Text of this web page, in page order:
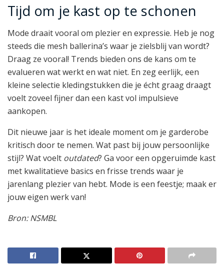
Tijd om je kast op te schonen
Mode draait vooral om plezier en expressie. Heb je nog
steeds die mesh ballerina’s waar je zielsblij van wordt?
Draag ze vooral! Trends bieden ons de kans om te
evalueren wat werkt en wat niet. En zeg eerlijk, een
kleine selectie kledingstukken die je écht graag draagt
voelt zoveel fijner dan een kast vol impulsieve
aankopen.
Dit nieuwe jaar is het ideale moment om je garderobe
kritisch door te nemen. Wat past bij jouw persoonlijke
stijl? Wat voelt outdated? Ga voor een opgeruimde kast
met kwalitatieve basics en frisse trends waar je
jarenlang plezier van hebt. Mode is een feestje; maak er
jouw eigen werk van!
Bron: NSMBL